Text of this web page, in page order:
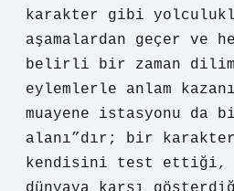
karakter gibi
aşamalardan geçer ve
belirli bir zaman
eylemlerle anlam
muayene istasyonu da
alanı”dır; bir
kendisini test ettiği,